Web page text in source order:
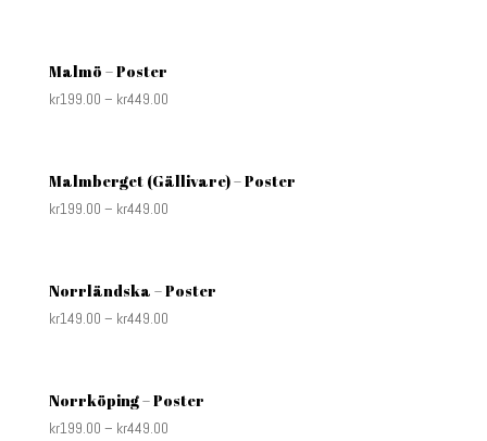
Malmö – Poster
kr199.00 – kr449.00
Malmberget (Gällivare) – Poster
kr199.00 – kr449.00
Norrländska – Poster
kr149.00 – kr449.00
Norrköping – Poster
kr199.00 – kr449.00